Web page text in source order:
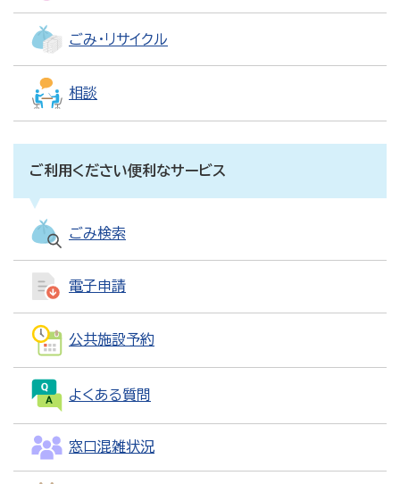
ごみ・リサイクル
相談
ご利用ください便利なサービス
ごみ検索
電子申請
公共施設予約
よくある質問
窓口混雑状況